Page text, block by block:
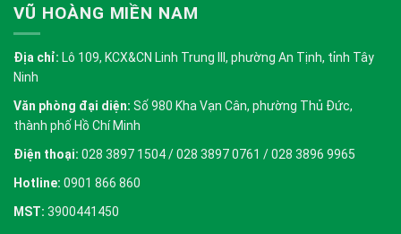
VŨ HOÀNG MIỀN NAM
Địa chỉ: Lô 109, KCX&CN Linh Trung III, phường An Tịnh, tỉnh Tây
Ninh
Văn phòng đại diện: Số 980 Kha Vạn Cân, phường Thủ Đức,
thành phố Hồ Chí Minh
Điện thoại: 028 3897 1504 / 028 3897 0761 / 028 3896 9965
Hotline: 0901 866 860
MST: 3900441450